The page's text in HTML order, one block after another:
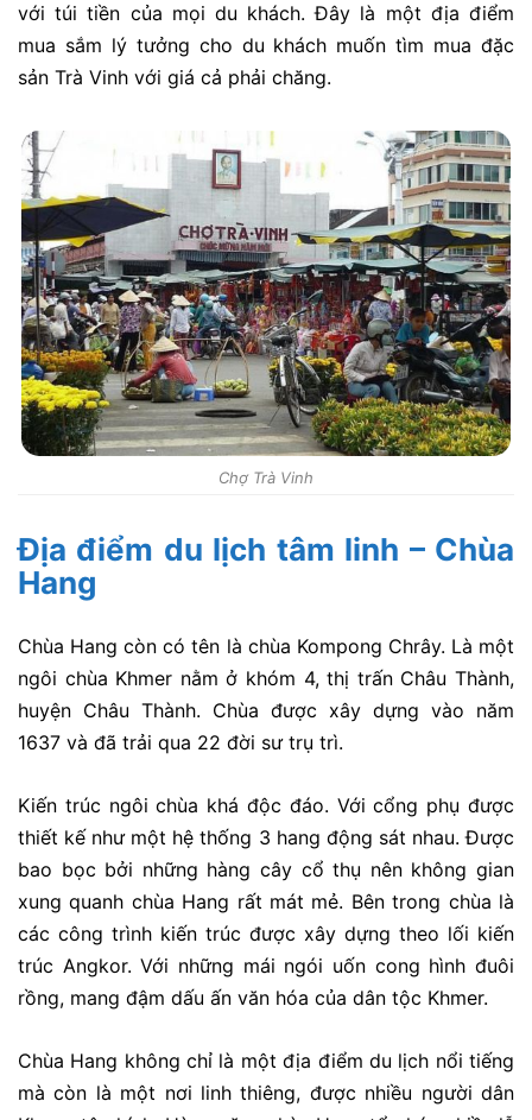
với túi tiền của mọi du khách. Đây là một địa điểm
mua sắm lý tưởng cho du khách muốn tìm mua đặc
sản Trà Vinh với giá cả phải chăng.
Chợ Trà Vinh
Địa điểm du lịch tâm linh – Chùa
Hang
Chùa Hang còn có tên là chùa Kompong Chrây. Là một
ngôi chùa Khmer nằm ở khóm 4, thị trấn Châu Thành,
huyện Châu Thành. Chùa được xây dựng vào năm
1637 và đã trải qua 22 đời sư trụ trì.
Kiến trúc ngôi chùa khá độc đáo. Với cổng phụ được
thiết kế như một hệ thống 3 hang động sát nhau. Được
bao bọc bởi những hàng cây cổ thụ nên không gian
xung quanh chùa Hang rất mát mẻ. Bên trong chùa là
các công trình kiến trúc được xây dựng theo lối kiến
trúc Angkor. Với những mái ngói uốn cong hình đuôi
rồng, mang đậm dấu ấn văn hóa của dân tộc Khmer.
Chùa Hang không chỉ là một địa điểm du lịch nổi tiếng
mà còn là một nơi linh thiêng, được nhiều người dân